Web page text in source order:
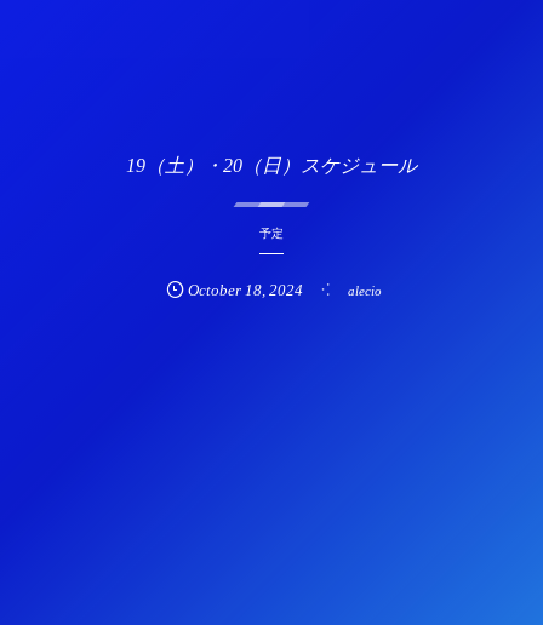
19（土）・20（日）スケジュール
予定
October 18, 2024 alecio